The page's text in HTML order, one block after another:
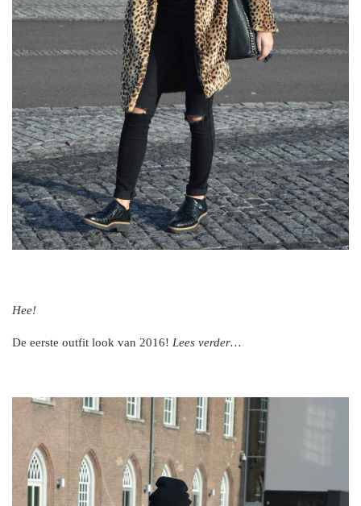
Hee!
De eerste outfit look van 2016! Lees verder…